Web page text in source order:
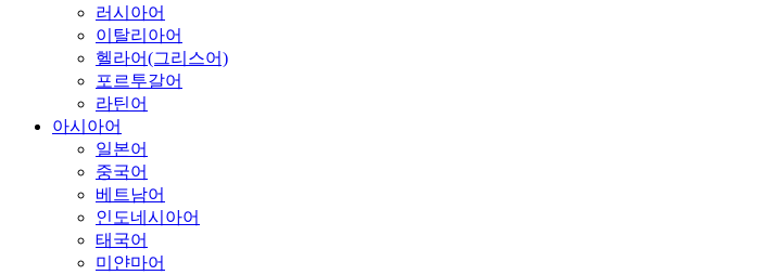
러시아어
이탈리아어
헬라어(그리스어)
포르투갈어
라틴어
아시아어
일본어
중국어
베트남어
인도네시아어
태국어
미얀마어